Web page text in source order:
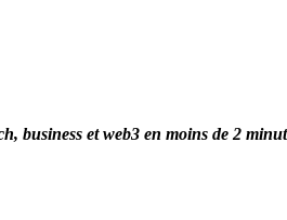
business et web3 en moins de 2